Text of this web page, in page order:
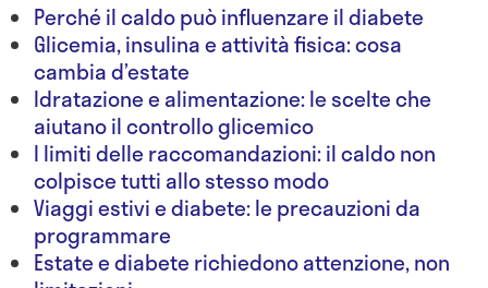
Perché il caldo può influenzare il diabete
Glicemia, insulina e attività fisica: cosa
cambia d’estate
Idratazione e alimentazione: le scelte che
aiutano il controllo glicemico
I limiti delle raccomandazioni: il caldo non
colpisce tutti allo stesso modo
Viaggi estivi e diabete: le precauzioni da
programmare
Estate e diabete richiedono attenzione, non